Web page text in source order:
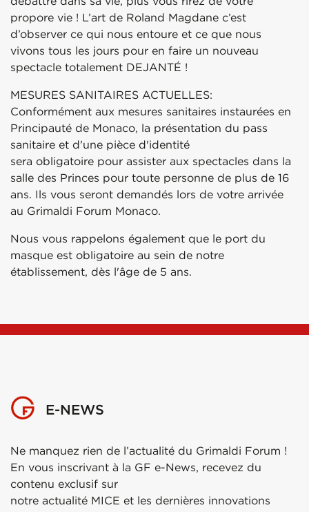
propore vie ! L’art de Roland Magdane c’est
d’observer ce qui nous entoure et ce que nous
vivons tous les jours pour en faire un nouveau
spectacle totalement DEJANTÉ !
MESURES SANITAIRES ACTUELLES:
Conformément aux mesures sanitaires instaurées en
Principauté de Monaco, la présentation du pass
sanitaire et d'une pièce d'identité
sera obligatoire pour assister aux spectacles dans la
salle des Princes pour toute personne de plus de 16
ans. Ils vous seront demandés lors de votre arrivée
au Grimaldi Forum Monaco.
Nous vous rappelons également que le port du
masque est obligatoire au sein de notre
établissement, dès l'âge de 5 ans.
E-NEWS
Ne manquez rien de l’actualité du Grimaldi Forum !
En vous inscrivant à la GF e-News, recevez du
contenu exclusif sur
notre actualité MICE et les dernières innovations